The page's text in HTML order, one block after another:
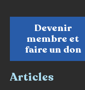
Devenir
membre et
faire un don
Articles